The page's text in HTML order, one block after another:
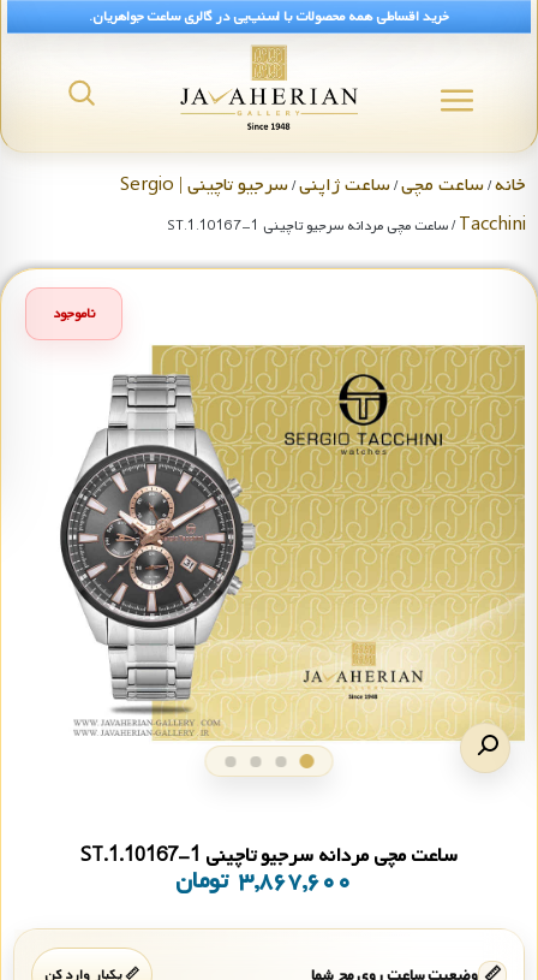
خرید اقساطی همه محصولات با اسنپ‌پی در گالری ساعت جواهریان.
خانه/ساعت مچی/ساعت ژاپنی/
سرجیو تاچینی | Sergio
Tacchini/ ساعت مچی مردانه سرجیو تاچینی ST.1.10167-1
ناموجود
ساعت مچی مردانه سرجیو تاچینی ST.1.10167-1
۳,۸۶۷,۶۰۰ تومان
📏 یکبار وارد کن